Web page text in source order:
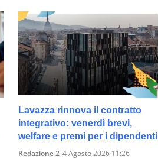
Lavazza rinnova il contratto
integrativo: venerdì brevi,
welfare e premi per i dipendenti
Redazione 2 4 Agosto 2026 11:26